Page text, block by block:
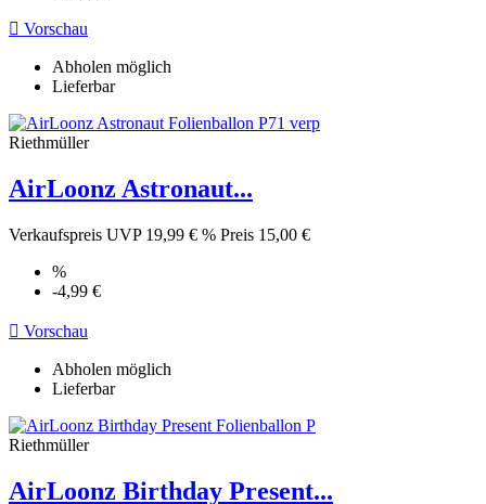
 Vorschau
Abholen möglich
Lieferbar
Riethmüller
AirLoonz Astronaut...
Verkaufspreis UVP 19,99 € % Preis 15,00 €
%
-4,99 €
 Vorschau
Abholen möglich
Lieferbar
Riethmüller
AirLoonz Birthday Present...